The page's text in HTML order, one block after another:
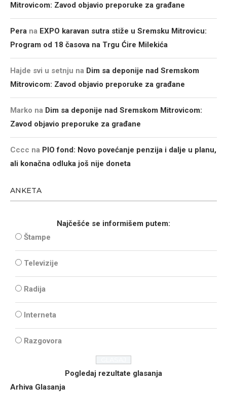
Mitrovicom: Zavod objavio preporuke za građane
Pera na EXPO karavan sutra stiže u Sremsku Mitrovicu:
Program od 18 časova na Trgu Ćire Milekića
Hajde svi u setnju na Dim sa deponije nad Sremskom
Mitrovicom: Zavod objavio preporuke za građane
Marko na Dim sa deponije nad Sremskom Mitrovicom:
Zavod objavio preporuke za građane
Cccc na PIO fond: Novo povećanje penzija i dalje u planu,
ali konačna odluka još nije doneta
ANKETA
Najčešće se informišem putem:
Štampe
Televizije
Radija
Interneta
Razgovora
Pogledaj rezultate glasanja
Arhiva Glasanja